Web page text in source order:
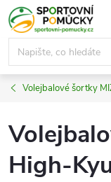
Přejít
na
obsah
Volejbalové šortky
High-